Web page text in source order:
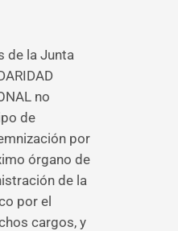
de la Junta
no
de
por
órgano de
de la
por el
cargos, y